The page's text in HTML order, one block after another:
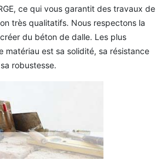
ce qui vous garantit des travaux de
très qualitatifs. Nous respectons la
du béton de dalle. Les plus
matériau est sa solidité, sa résistance
robustesse.